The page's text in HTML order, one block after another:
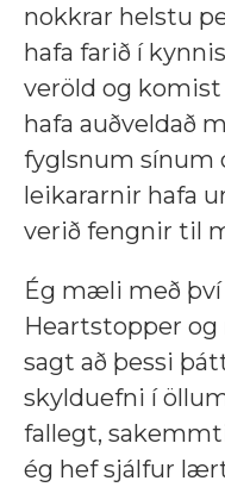
nokkrar helstu
hafa farið í
veröld og
hafa auðveldað
fyglsnum sínum
leikararnir hafa
verið fengnir til
Ég mæli með því
Heartstopper
sagt að þessi
skylduefni í
fallegt,
ég hef sjálfur